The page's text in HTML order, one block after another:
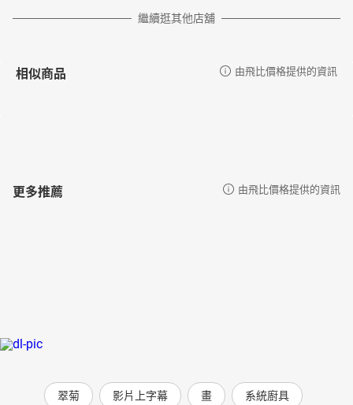
繼續逛其他店舖
相似商品 由飛比價格提供的資訊
更多推薦 由飛比價格提供的資訊
翠菊 影片上字幕 畫 系統廚具